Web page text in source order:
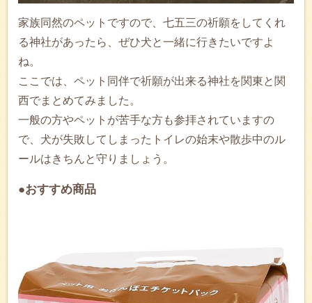
家族同然のペットですので、七五三の祈願をしてくれ
る神社があったら、ぜひ犬と一緒に行きたいですよ
ね。
ここでは、ペット同伴で祈願が出来る神社を関東と関
西でまとめてみました。
一般の方やペットが苦手な方も参拝されていますの
で、犬が失敗してしまったトイレの始末や散歩中のル
ールはきちんと守りましょう。
●おすすめ商品